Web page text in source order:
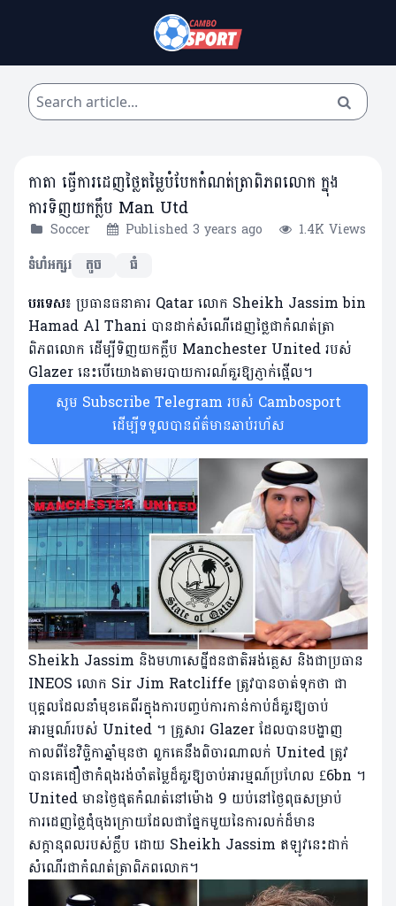
កាតា ធ្វើការដេញថ្លៃតម្លៃបំបែកកំណត់ត្រាពិភពលោក ក្នុង
ការទិញយកក្លឹប Man Utd
Soccer Published 3 years ago
1.4K Views
ទំហំអក្សរ
តូច ធំ
បរទេស៖ ប្រធានធនាគារ Qatar លោក Sheikh Jassim bin
Hamad Al Thani បានដាក់សំណើដេញថ្លៃជាកំណត់ត្រា
ពិភពលោក ដើម្បីទិញយកក្លឹប Manchester United របស់
Glazer នេះបើយោងតាមរបាយការណ៍គួរឱ្យភ្ញាក់ផ្អើល។
សូម Subscribe Telegram របស់ Cambosport
ដើម្បីទទួលបានព័ត៌មានឆាប់រហ័ស
Sheikh Jassim និងមហាសេដ្ឋីជនជាតិអង់គ្លេស និងជាប្រធាន
INEOS លោក Sir Jim Ratcliffe ត្រូវបានចាត់ទុកថា ជា
បុគ្គលដែលនាំមុខគេពីរក្នុងការបញ្ចប់ការកាន់កាប់ដ៏គួរឱ្យចាប់
អារម្មណ៍របស់ United ។ គ្រួសារ Glazer ដែលបានបង្ហាញ
កាលពីខែវិច្ឆិកាឆ្នាំមុនថា ពួកគេនឹងពិចារណាលក់ United ត្រូវ
បានគេជឿថាកំពុងរង់ចាំតម្លៃដ៏គួរឱ្យចាប់អារម្មណ៍ប្រហែល £6bn ។
United មានថ្ងៃផុតកំណត់នៅម៉ោង 9 យប់នៅថ្ងៃពុធសម្រាប់
ការដេញថ្លៃជុំចុងក្រោយដែលជាផ្នែកមួយនៃការលក់ដ៏មាន
សក្តានុពលរបស់ក្លឹប ដោយ Sheikh Jassim ឥឡូវនេះដាក់
សំណើរជាកំណត់ត្រាពិភពលោក។